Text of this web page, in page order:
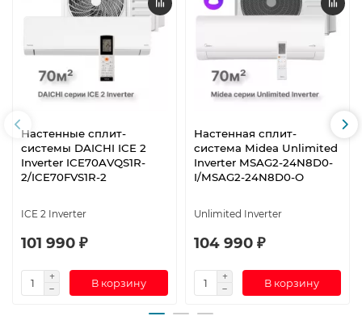
Настенные сплит-
системы DAICHI ICE 2
Inverter ICE70AVQS1R-
2/ICE70FVS1R-2
ICE 2 Inverter
101 990 ₽
В корзину
Настенная сплит-
система Midea Unlimited
Inverter MSAG2-24N8D0-
I/MSAG2-24N8D0-O
Unlimited Inverter
104 990 ₽
В корзину